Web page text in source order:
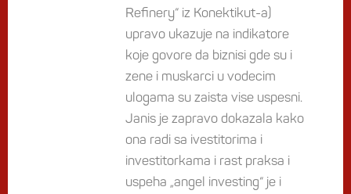
Refinery“ iz Konektikut-a)
upravo ukazuje na indikatore
koje govore da biznisi gde su i
zene i muskarci u vodecim
ulogama su zaista vise uspesni.
Janis je zapravo dokazala kako
ona radi sa ivestitorima i
investitorkama i rast praksa i
uspeha „angel investing“ je i